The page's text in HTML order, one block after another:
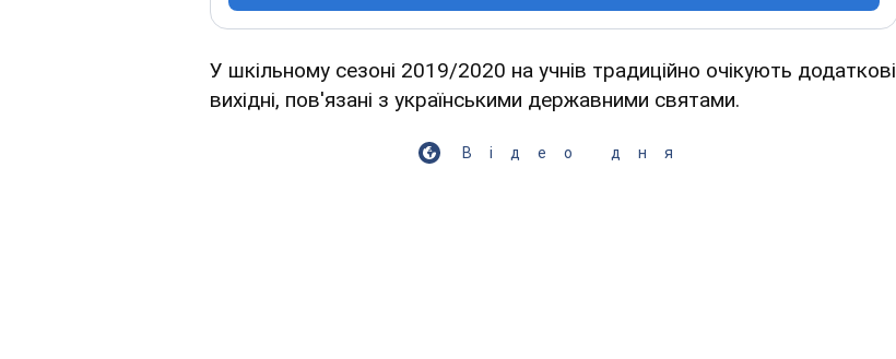
У шкільному сезоні 2019/2020 на учнів традиційно очікують додаткові
вихідні, пов'язані з українськими державними святами.
Відео дня